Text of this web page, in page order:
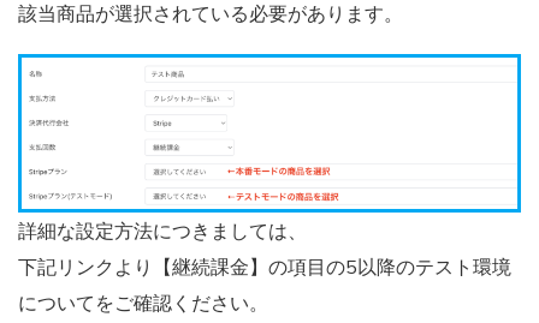
該当商品が選択されている必要があります。
詳細な設定方法につきましては、
下記リンクより【継続課金】の項目の5以降のテスト環境
についてをご確認ください。